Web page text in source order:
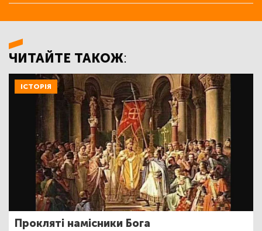
ЧИТАЙТЕ ТАКОЖ:
ІСТОРІЯ
Прокляті намісники Бога